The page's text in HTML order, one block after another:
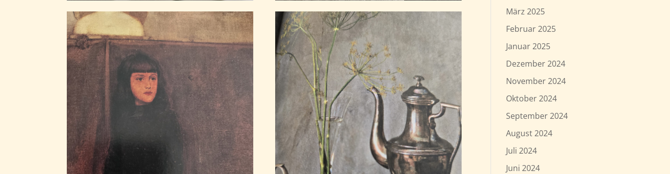
März 2025
Februar 2025
Januar 2025
Dezember 2024
November 2024
Oktober 2024
September 2024
August 2024
Juli 2024
Juni 2024